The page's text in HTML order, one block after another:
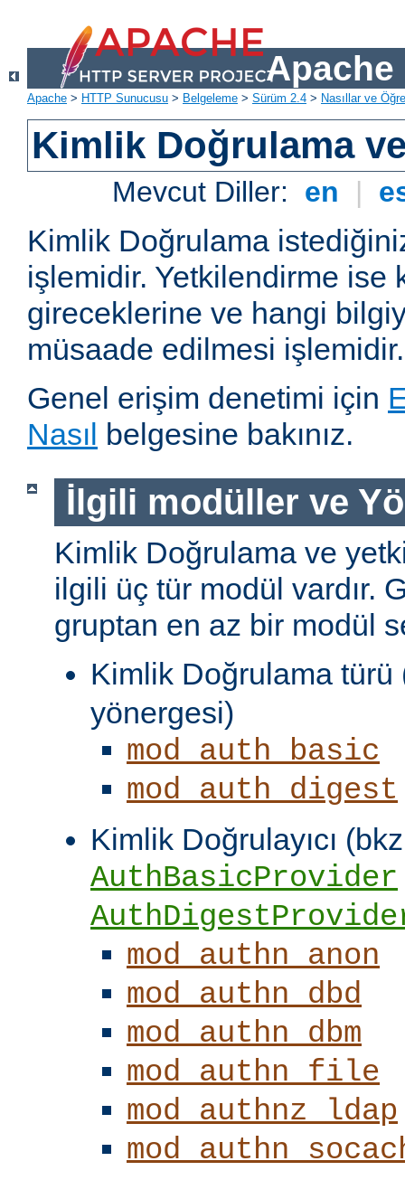
Apache
Apache > HTTP Sunucusu > Belgeleme > Sürüm 2.4 > Nasıllar ve
Kimlik Doğrulama
Mevcut Diller: en |
Kimlik Doğrulama
işlemidir. Yetkilendirme ise
gireceklerine ve hangi
müsaade edilmesi işlemidir.
Genel erişim denetimi için
Nasıl belgesine bakınız.
İlgili modüller ve
Kimlik Doğrulama ve
ilgili üç tür modül vardır.
gruptan en az bir modül
Kimlik Doğrulama
yönergesi)
mod_auth_basic
mod_auth_digest
Kimlik Doğrulayıcı
AuthBasicProvider
mod_authn_anon
mod_authn_dbd
mod_authn_dbm
mod_authn_file
mod_authnz_ldap